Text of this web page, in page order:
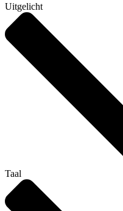
Uitgelicht
Taal